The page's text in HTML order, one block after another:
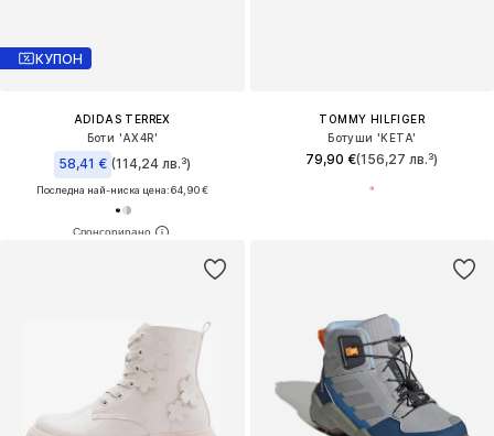
КУПОН
ADIDAS TERREX
Боти 'AX4R'
58,41 € (114,24 лв.³)
Последна най-ниска цена:64,90 €
TOMMY HILFIGER
Ботуши 'KETA'
79,90 €(156,27 лв.³)